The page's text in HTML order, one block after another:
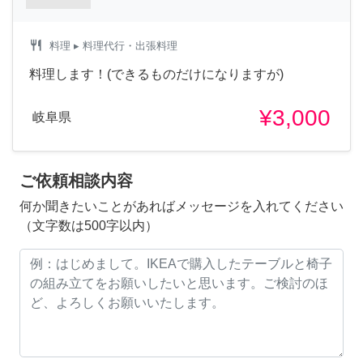
restaurant 料理 ▸ 料理代行・出張料理
料理します！(できるものだけになりますが)
岐阜県 ¥3,000
ご依頼相談内容
何か聞きたいことがあればメッセージを入れてください
（文字数は500字以内）